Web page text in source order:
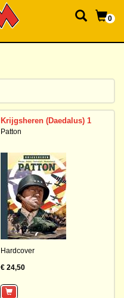
0
Krijgsheren (Daedalus) 1
Patton
Hardcover
€ 24,50